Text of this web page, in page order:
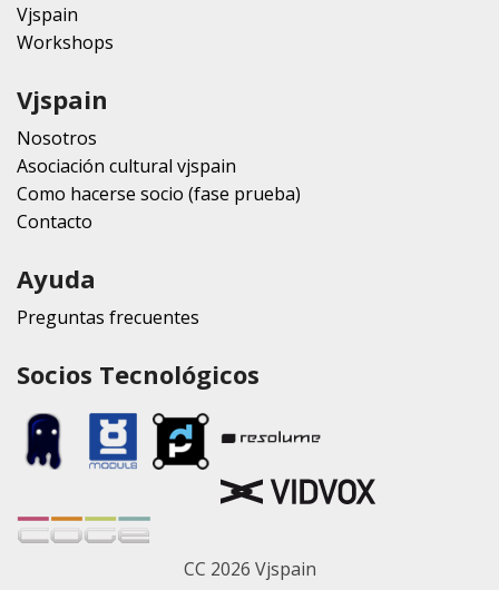
Vjspain
Workshops
Vjspain
Nosotros
Asociación cultural vjspain
Como hacerse socio (fase prueba)
Contacto
Ayuda
Preguntas frecuentes
Socios Tecnológicos
CC 2026 Vjspain